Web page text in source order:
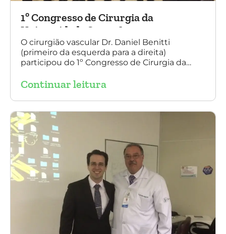
1º Congresso de Cirurgia da
Universidade Santo Amaro
O cirurgião vascular Dr. Daniel Benitti
(primeiro da esquerda para a direita)
participou do 1º Congresso de Cirurgia da
de cirurgia endovascular. O evento também
Amato e do Dr. Adnam Neser.
Continuar leitura